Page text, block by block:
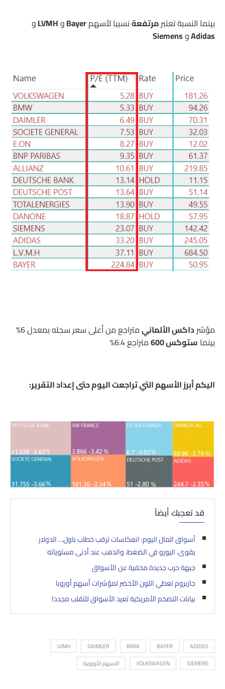
بينما النسبة تعتبرمرتفعةنسبيا لأسهمBayerوLVMHو
AdidasوSiemens
مؤشرداكس الألماني
متراجع من أعلى سعر سجله بمعدل 6%
بينما ستوكس 600 متراجع 6.4%
اليكم أبرز الأسهم التي تراجعت اليوم حتى إعداد التقرير:
قد تعجبك أيضاً
أسواق المال اليوم: انعكاسات ترقب خطاب باول… الدولار
يقوى، اليورو في الضغط، والذهب عند أدنى مستوياته
جبهة حرب جديدة مخفية عن الأسواق
جازبروم تعطي اللون الأخضر لمؤشرات أسهم أوروبا
بيانات التضخم الأمريكية تعيد الأسواق للتقلب مجددا
ADIDAS
BAYER
BMW
DAIMLER
LVMH
SIEMENS
VOLKSWAGEN الاسهم الأوروبية